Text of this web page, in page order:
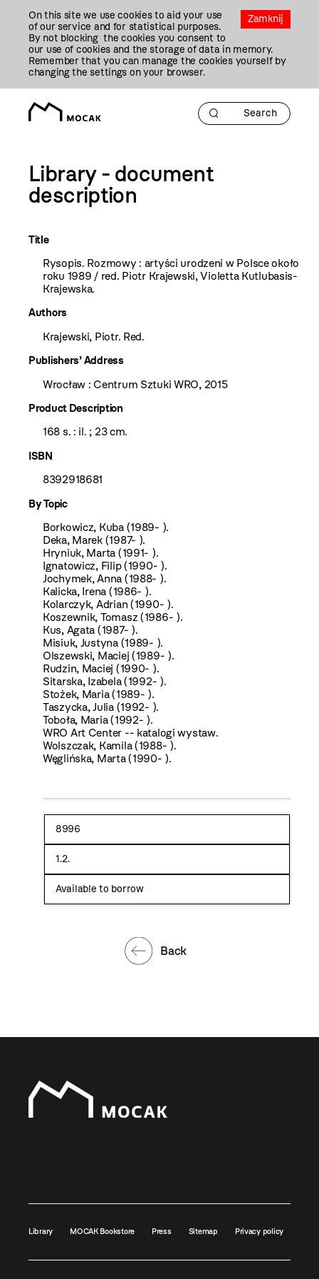
Zamknij
On this site we use cookies to aid your use
of our service and for statistical purposes.
By not blocking the cookies you consent to
our use of cookies and the storage of data in memory.
Remember that you can manage the cookies yourself by
changing the settings on your browser.
Library - document
description
Title
Rysopis. Rozmowy : artyści urodzeni w Polsce około
roku 1989 / red. Piotr Krajewski, Violetta Kutlubasis-
Krajewska.
Authors
Krajewski, Piotr. Red.
Publishers’ Address
Wrocław : Centrum Sztuki WRO, 2015
Product Description
168 s. : il. ; 23 cm.
ISBN
8392918681
By Topic
Borkowicz, Kuba (1989- ).
Deka, Marek (1987- ).
Hryniuk, Marta (1991- ).
Ignatowicz, Filip (1990- ).
Jochymek, Anna (1988- ).
Kalicka, Irena (1986- ).
Kolarczyk, Adrian (1990- ).
Koszewnik, Tomasz (1986- ).
Kus, Agata (1987- ).
Misiuk, Justyna (1989- ).
Olszewski, Maciej (1989- ).
Rudzin, Maciej (1990- ).
Sitarska, Izabela (1992- ).
Stożek, Maria (1989- ).
Taszycka, Julia (1992- ).
Toboła, Maria (1992- ).
WRO Art Center -- katalogi wystaw.
Wolszczak, Kamila (1988- ).
Węglińska, Marta (1990- ).
8996
1.2.
Available to borrow
Back
Library MOCAK Bookstore Press Sitemap Privacy policy